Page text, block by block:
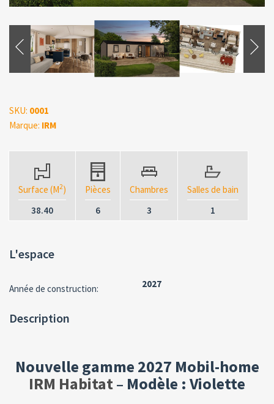
SKU: 0001
Marque: IRM
Surface (M2)
38.40
Pièces
6
Chambres
3
Salles de bain
1
L'espace
Année de construction: 2027
Description
Nouvelle gamme 2027 Mobil-home
IRM Habitat– Modèle : Violette